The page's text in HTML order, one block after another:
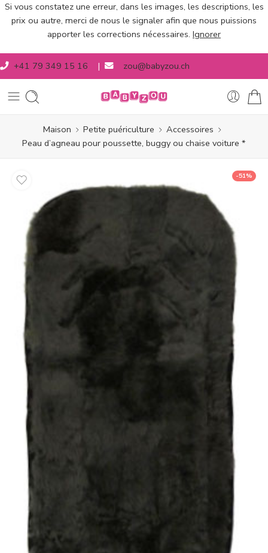
Si vous constatez une erreur, dans les images, les descriptions, les
prix ou autre, merci de nous le signaler afin que nous puissions
apporter les corrections nécessaires. Ignorer
+41 79 349 15 16 | zou@babyzou.ch
Maison Petite puériculture
Accessoires
Peau d’agneau pour poussette, buggy ou chaise voiture *
-51%